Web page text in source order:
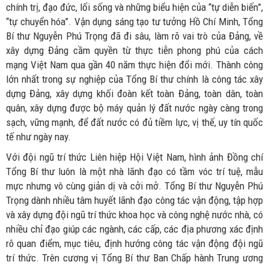
chính trị, đạo đức, lối sống và những biểu hiện của “tự diễn biến”,
“tự chuyển hóa”. Vận dụng sáng tạo tư tưởng Hồ Chí Minh, Tổng
Bí thư Nguyễn Phú Trọng đã đi sâu, làm rõ vai trò của Đảng, về
xây dựng Đảng cầm quyền từ thực tiễn phong phú của cách
mạng Việt Nam qua gần 40 năm thực hiện đổi mới. Thành công
lớn nhất trong sự nghiệp của Tổng Bí thư chính là công tác xây
dựng Đảng, xây dựng khối đoàn kết toàn Đảng, toàn dân, toàn
quân, xây dựng được bộ máy quản lý đất nước ngày càng trong
sạch, vững mạnh, để đất nước có đủ tiềm lực, vị thế, uy tín quốc
tế như ngày nay.
Với đội ngũ trí thức Liên hiệp Hội Việt Nam, hình ảnh Đồng chí
Tổng Bí thư luôn là một nhà lãnh đạo có tầm vóc trí tuệ, mẫu
mực nhưng vô cùng giản dị và cởi mở. Tổng Bí thư Nguyễn Phú
Trọng dành nhiều tâm huyết lãnh đạo công tác vận động, tập hợp
và xây dựng đội ngũ trí thức khoa học và công nghệ nước nhà, có
nhiều chỉ đạo giúp các ngành, các cấp, các địa phương xác định
rõ quan điểm, mục tiêu, định hướng công tác vận động đội ngũ
trí thức. Trên cương vị Tổng Bí thư Ban Chấp hành Trung ương